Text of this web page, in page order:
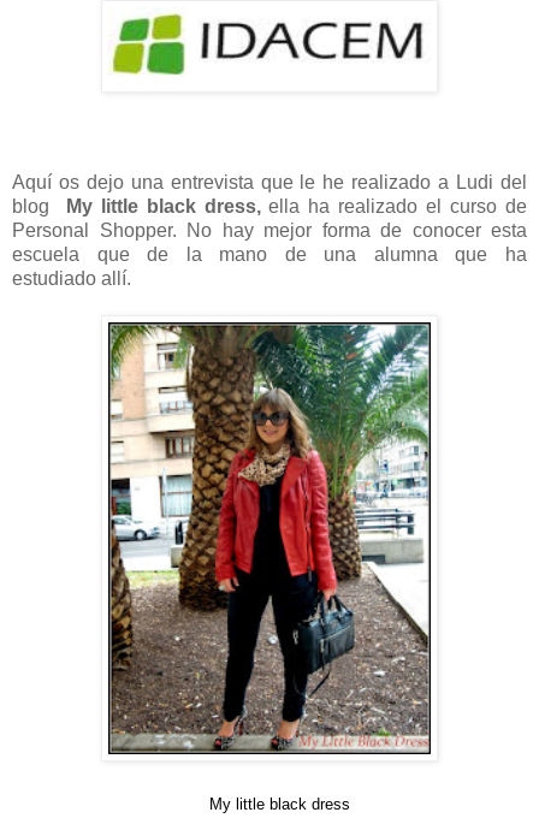
Aquí os dejo una entrevista que le he realizado a Ludi del
blog
My little black dress,ella ha realizado el curso de
Personal Shopper. No hay mejor forma de conocer esta
escuela que de la mano de una alumna que ha
estudiado allí.
My little black dress